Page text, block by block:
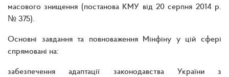
масового знищення (постанова КМУ від 20 серпня 2014 р.
№ 375).
Основні завдання та повноваження Мінфіну у цій сфері
спрямовані на:
забезпечення адаптації законодавства України з